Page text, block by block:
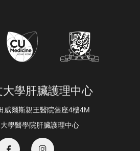
學肝臟護理中心
威爾斯親王醫院舊座4樓4M
學醫學院肝臟護理中心